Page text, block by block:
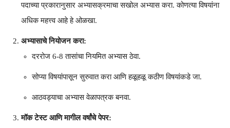
पदाच्या प्रकारानुसार अभ्यासक्रमाचा सखोल अभ्यास करा. कोणत्या विषयांना
अधिक महत्त्व आहे हे ओळखा.
अभ्यासाचे नियोजन करा:
दररोज 6-8 तासांचा नियमित अभ्यास ठेवा.
सोप्या विषयांपासून सुरुवात करा आणि हळूहळू कठीण विषयांकडे जा.
आठवड्याचा अभ्यास वेळापत्रक बनवा.
मॉक टेस्ट आणि मागील वर्षांचे पेपर: